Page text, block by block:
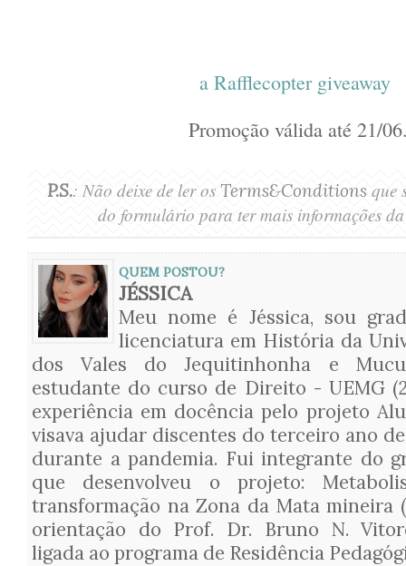
a Rafflecopter giveaway
Promoção válida até 21/
P.S.: Não deixe de ler os Terms&Conditions que
do formulário para ter mais informações
QUEM POSTOU?
JÉSSICA
Meu nome é Jéssica, sou
licenciatura em História da
dos Vales do Jequitinhonha e
estudante do curso de Direito - UEMG
experiência em docência pelo projeto
visava ajudar discentes do terceiro ano
durante a pandemia. Fui integrante do
que desenvolveu o projeto:
transformação na Zona da Mata mineira
orientação do Prof. Dr. Bruno N.
ligada ao programa de Residência